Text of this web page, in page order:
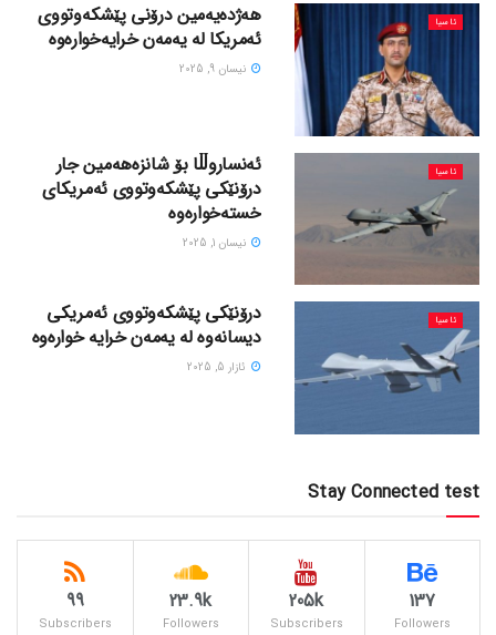
ئاسیا
هەژدەیەمین درۆنی پێشکەوتووی
ئەمریکا لە یەمەن خرایەخوارەوە
نیسان 9, 2025
ئاسیا
ئەنساروڵڵا بۆ شانزەهەمین جار
درۆنێکی پێشکەوتووی ئەمریکای
خستەخوارەوە
نیسان 1, 2025
ئاسیا
درۆنێکی پێشکەوتووی ئەمریکی
دیسانەوە لە یەمەن خرایە خوارەوە
ئازار 5, 2025
Stay Connected test
137
Followers
205k
Subscribers
23.9k
Followers
99
Subscribers